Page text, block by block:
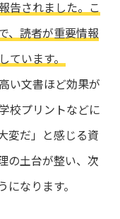
告されました。こ
、読者が重要情報
ています。
い文書ほど効果が
校プリントなどに
変だ」と感じる資
の土台が整い、次
なります。